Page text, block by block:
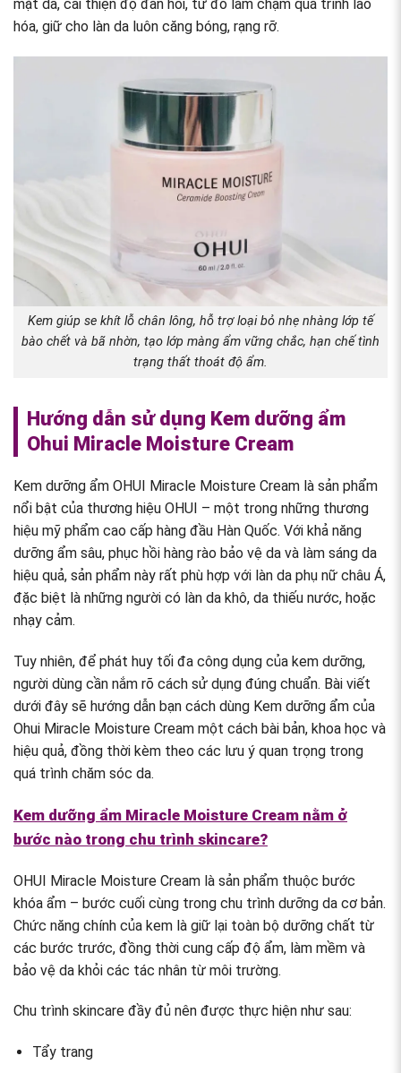
mặt da, cải thiện độ đàn hồi, từ đó làm chậm quá trình lão
hóa, giữ cho làn da luôn căng bóng, rạng rỡ.
Kem giúp se khít lỗ chân lông, hỗ trợ loại bỏ nhẹ nhàng lớp tế
bào chết và bã nhờn, tạo lớp màng ẩm vững chắc, hạn chế tình
trạng thất thoát độ ẩm.
Hướng dẫn sử dụng Kem dưỡng ẩm
Ohui Miracle Moisture Cream
Kem dưỡng ẩm OHUI Miracle Moisture Cream là sản phẩm
nổi bật của thương hiệu OHUI – một trong những thương
hiệu mỹ phẩm cao cấp hàng đầu Hàn Quốc. Với khả năng
dưỡng ẩm sâu, phục hồi hàng rào bảo vệ da và làm sáng da
hiệu quả, sản phẩm này rất phù hợp với làn da phụ nữ châu Á,
đặc biệt là những người có làn da khô, da thiếu nước, hoặc
nhạy cảm.
Tuy nhiên, để phát huy tối đa công dụng của kem dưỡng,
người dùng cần nắm rõ cách sử dụng đúng chuẩn. Bài viết
dưới đây sẽ hướng dẫn bạn cách dùng Kem dưỡng ẩm của
Ohui Miracle Moisture Cream một cách bài bản, khoa học và
hiệu quả, đồng thời kèm theo các lưu ý quan trọng trong
quá trình chăm sóc da.
Kem dưỡng ẩm Miracle Moisture Cream nằm ở
bước nào trong chu trình skincare?
OHUI Miracle Moisture Cream là sản phẩm thuộc bước
khóa ẩm – bước cuối cùng trong chu trình dưỡng da cơ bản.
Chức năng chính của kem là giữ lại toàn bộ dưỡng chất từ
các bước trước, đồng thời cung cấp độ ẩm, làm mềm và
bảo vệ da khỏi các tác nhân từ môi trường.
Chu trình skincare đầy đủ nên được thực hiện như sau:
Tẩy trang